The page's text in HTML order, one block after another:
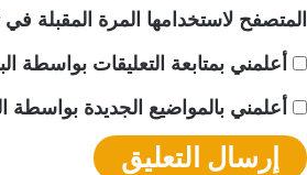
المتصفح لاستخدامها المرة المقبلة
أعلمني بمتابعة التعليقات بواسطة
أعلمني بالمواضيع الجديدة بواسطة